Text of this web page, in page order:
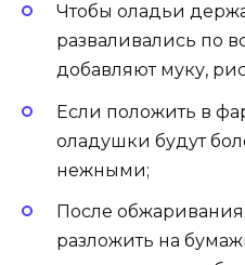
Чтобы оладьи
разваливались по
добавляют муку,
Если положить в
оладушки будут
нежными;
После
разложить на